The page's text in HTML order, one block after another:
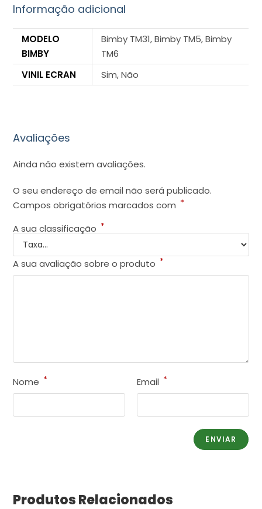
Informação adicional
MODELO
BIMBY
Bimby TM31, Bimby TM5, Bimby
TM6
VINIL ECRAN
Sim, Não
Avaliações
Ainda não existem avaliações.
O seu endereço de email não será publicado.
Campos obrigatórios marcados com *
A sua classificação *
A sua avaliação sobre o produto *
Nome * Email *
Produtos Relacionados